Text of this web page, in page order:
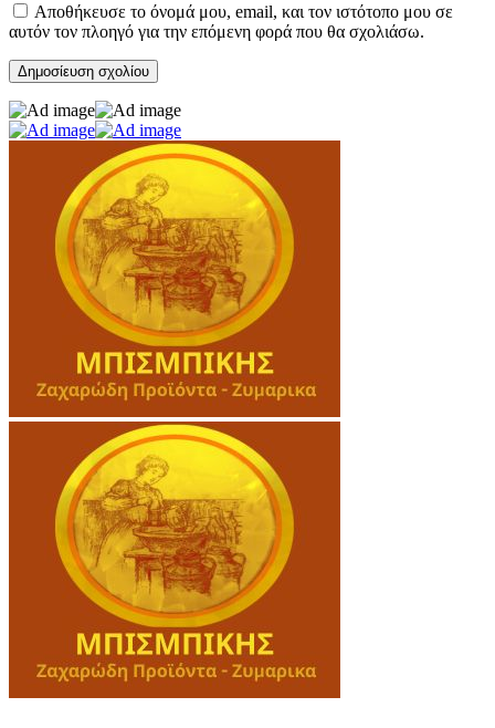
Αποθήκευσε το όνομά μου, email, και τον ιστότοπο μου σε
αυτόν τον πλοηγό για την επόμενη φορά που θα σχολιάσω.